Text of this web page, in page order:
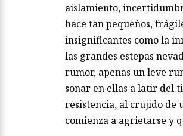
aislamiento,
hace tan pequeños,
insignificantes como la
las grandes estepas
rumor, apenas un leve
sonar en ellas a latir del
resistencia, al crujido de
comienza a agrietarse y